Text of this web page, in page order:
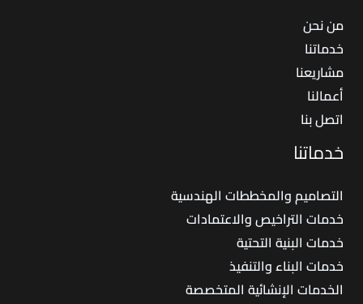
من نحن
خدماتنا
مشاريعنا
أعمالنا
اتصل بنا
خدماتنا
التصاميم والمخططات الهندسية
خدمات التراخيص والاعتمادات
خدمات البنية التحتية
خدمات البناء والتنفيذ
الخدمات الإنشائية المتخصصة